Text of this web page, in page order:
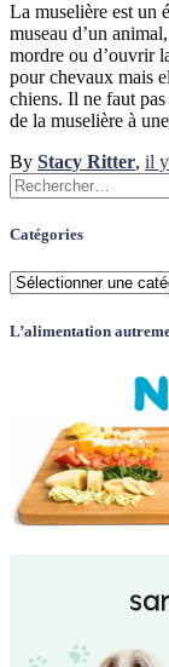
La muselière est un
museau d’un
mordre ou d’ouvrir
pour chevaux mais
chiens. Il ne faut
de la muselière à une
By Stacy Ritter, il
Rechercher :
Catégories
Catégories
L’alimentation